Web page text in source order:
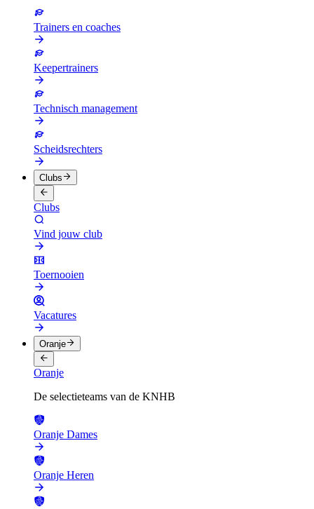
Trainers en coaches
Keepertrainers
Technisch management
Scheidsrechters
Clubs
Clubs
Vind jouw club
Toernooien
Vacatures
Oranje
Oranje
De selectieteams van de KNHB
Oranje Dames
Oranje Heren